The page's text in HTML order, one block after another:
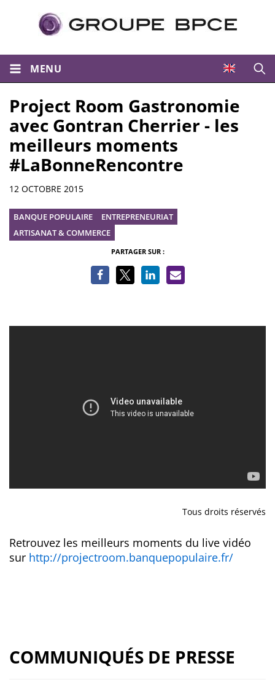
MENU
Project Room Gastronomie
avec Gontran Cherrier - les
meilleurs moments
#LaBonneRencontre
Informations
12 OCTOBRE 2015
BANQUE POPULAIRE
ENTREPRENEURIAT
ARTISANAT & COMMERCE
PARTAGER SUR :
Tous droits réservés
Retrouvez les meilleurs moments du live vidéo
sur http://projectroom.banquepopulaire.fr/
COMMUNIQUÉS DE PRESSE